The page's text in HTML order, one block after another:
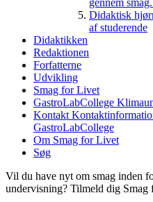
gennem
Didaktisk
af studerende
Didaktikken
Redaktionen
Forfatterne
Udvikling
Smag for Livet
GastroLabCollege
Kontakt
GastroLabCollege
Om Smag for Livet
Søg
Vil du have nyt om smag inden
undervisning? Tilmeld dig Smag